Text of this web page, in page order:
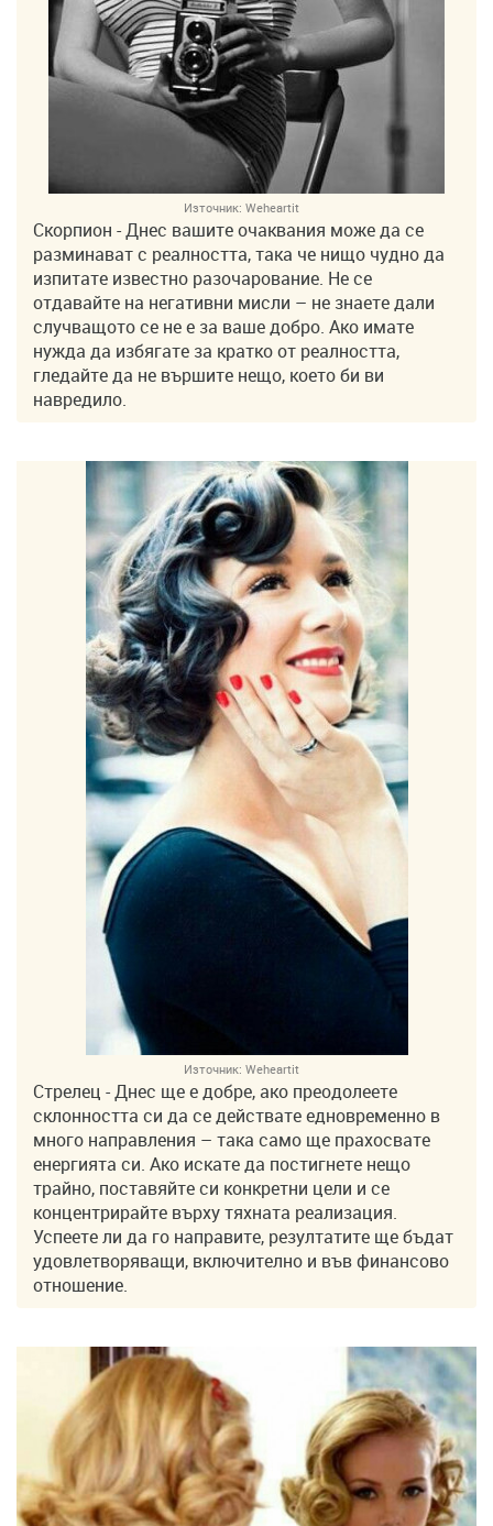
Източник: Weheartit
Скорпион - Днес вашите очаквания може да се
разминават с реалността, така че нищо чудно да
изпитате известно разочарование. Не се
отдавайте на негативни мисли – не знаете дали
случващото се не е за ваше добро. Ако имате
нужда да избягате за кратко от реалността,
гледайте да не вършите нещо, което би ви
навредило.
Източник: Weheartit
Стрелец - Днес ще е добре, ако преодолеете
склонността си да се действате едновременно в
много направления – така само ще прахосвате
енергията си. Ако искате да постигнете нещо
трайно, поставяйте си конкретни цели и се
концентрирайте върху тяхната реализация.
Успеете ли да го направите, резултатите ще бъдат
удовлетворяващи, включително и във финансово
отношение.